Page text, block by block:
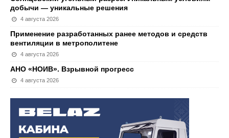
добычи — уникальные решения
4 августа 2026
Применение разработанных ранее методов и средств
вентиляции в метрополитене
4 августа 2026
АНО «НОИВ». Взрывной прогресс
4 августа 2026